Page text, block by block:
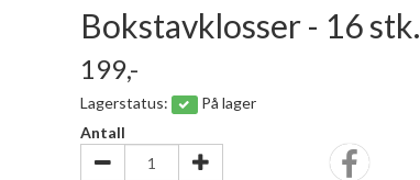
Bokstavklosser - 16 stk.
199,-
Lagerstatus:
På lager
Antall